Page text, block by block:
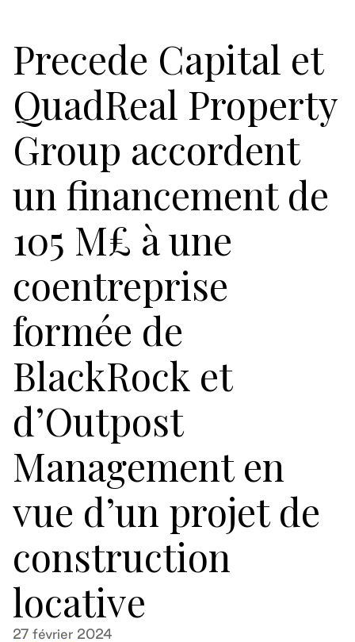
Precede Capital et
QuadReal Property
Group accordent
un financement de
105 M£ à une
coentreprise
formée de
BlackRock et
d’Outpost
Management en
vue d’un projet de
construction
locative
27 février 2024